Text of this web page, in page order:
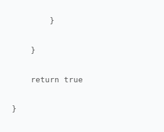
        }
    }
    return true
}